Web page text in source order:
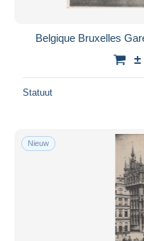
Belgique Bruxelles
±
Statuut
Nieuw